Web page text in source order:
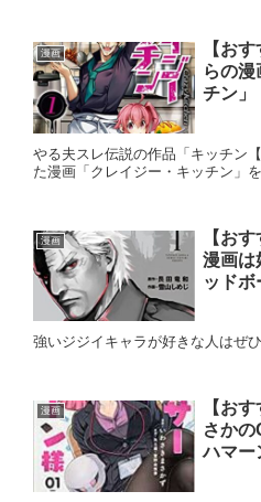
漫画
【お
らの漫
チン」
やる夫スレ伝説の作品「キッチン
た漫画「クレイジー・キッチン」
漫画
【お
漫画は
ッドボ
強いジジイキャラが好きな人はぜ
漫画
【お
さか
ハマー